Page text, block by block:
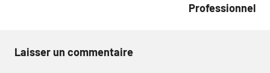
Professionnel
Laisser un commentaire